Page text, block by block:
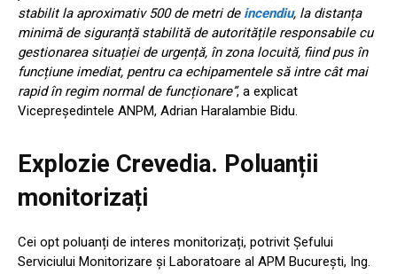
stabilit la aproximativ 500 de metri de incendiu, la distanța
minimă de siguranță stabilită de autoritățile responsabile cu
gestionarea situației de urgență, în zona locuită, fiind pus în
funcțiune imediat, pentru ca echipamentele să intre cât mai
rapid în regim normal de funcționare”, a explicat
Vicepreședintele ANPM, Adrian Haralambie Bidu.
Explozie Crevedia. Poluanții
monitorizați
Cei opt poluanți de interes monitorizați, potrivit Șefului
Serviciului Monitorizare și Laboratoare al APM București, Ing.